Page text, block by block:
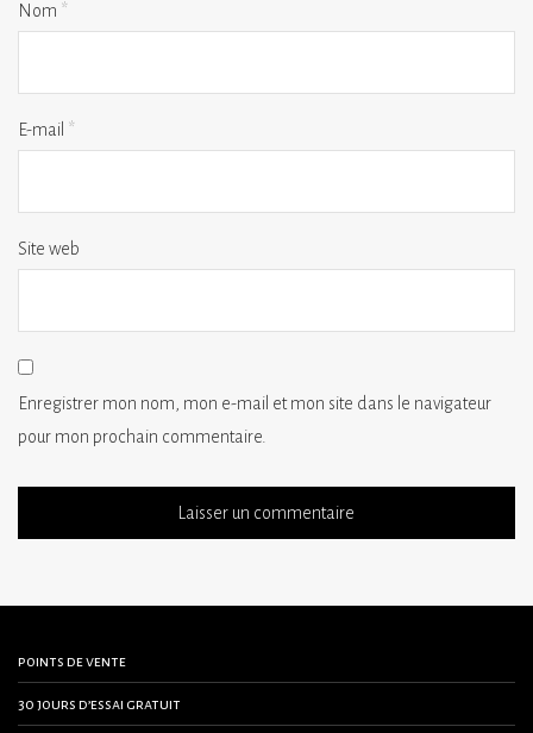
Nom *
E-mail *
Site web
Enregistrer mon nom, mon e-mail et mon site dans le navigateur
pour mon prochain commentaire.
points de vente
30 jours d’essai gratuit